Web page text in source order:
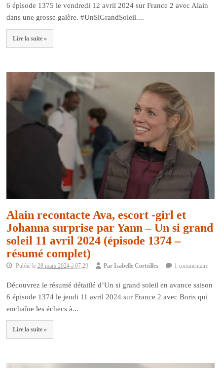
6 épisode 1375 le vendredi 12 avril 2024 sur France 2 avec Alain
dans une grosse galère. #UnSiGrandSoleil....
Lire la suite »
Alain recontacte Ava, escort -girl et
Johanna surprise par Yann – Un si grand
soleil 11 avril 2024 (épisode 1374 –
résumé complet)
Publié le28 mars 2024 à 07:29 ParIsabelle Corteilles 1 commentaire
Découvrez le résumé détaillé d’Un si grand soleil en avance saison
6 épisode 1374 le jeudi 11 avril 2024 sur France 2 avec Boris qui
enchaîne les échecs à...
Lire la suite »